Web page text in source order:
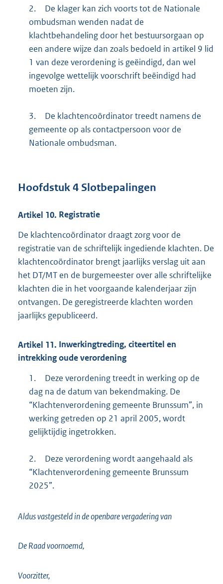
2.
De klager kan zich voorts tot de Nationale
ombudsman wenden nadat de
klachtbehandeling door het bestuursorgaan op
een andere wijze dan zoals bedoeld in artikel 9 lid
1 van deze verordening is geëindigd, dan wel
ingevolge wettelijk voorschrift beëindigd had
moeten zijn.
3.
De klachtencoördinator treedt namens de
gemeente op als contactpersoon voor de
Nationale ombudsman.
Hoofdstuk4 Slotbepalingen
Artikel 10. Registratie
De klachtencoördinator draagt zorg voor de
registratie van de schriftelijk ingediende klachten. De
klachtencoördinator brengt jaarlijks verslag uit aan
het DT/MT en de burgemeester over alle schriftelijke
klachten die in het voorgaande kalenderjaar zijn
ontvangen. De geregistreerde klachten worden
jaarlijks gepubliceerd.
Artikel 11. Inwerkingtreding, citeertitel en
intrekking oude verordening
1.
Deze verordening treedt in werking op de
dag na de datum van bekendmaking. De
“Klachtenverordening gemeente Brunssum”, in
werking getreden op 21 april 2005, wordt
gelijktijdig ingetrokken.
2.
Deze verordening wordt aangehaald als
“Klachtenverordening gemeente Brunssum
2025”.
Aldus vastgesteld in de openbare vergadering van
De Raad voornoemd,
Voorzitter,